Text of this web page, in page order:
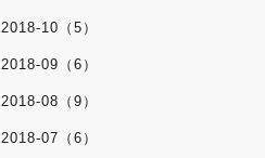
2018-10（5）
2018-09（6）
2018-08（9）
2018-07（6）